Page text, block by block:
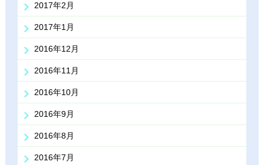
2017年2月
2017年1月
2016年12月
2016年11月
2016年10月
2016年9月
2016年8月
2016年7月